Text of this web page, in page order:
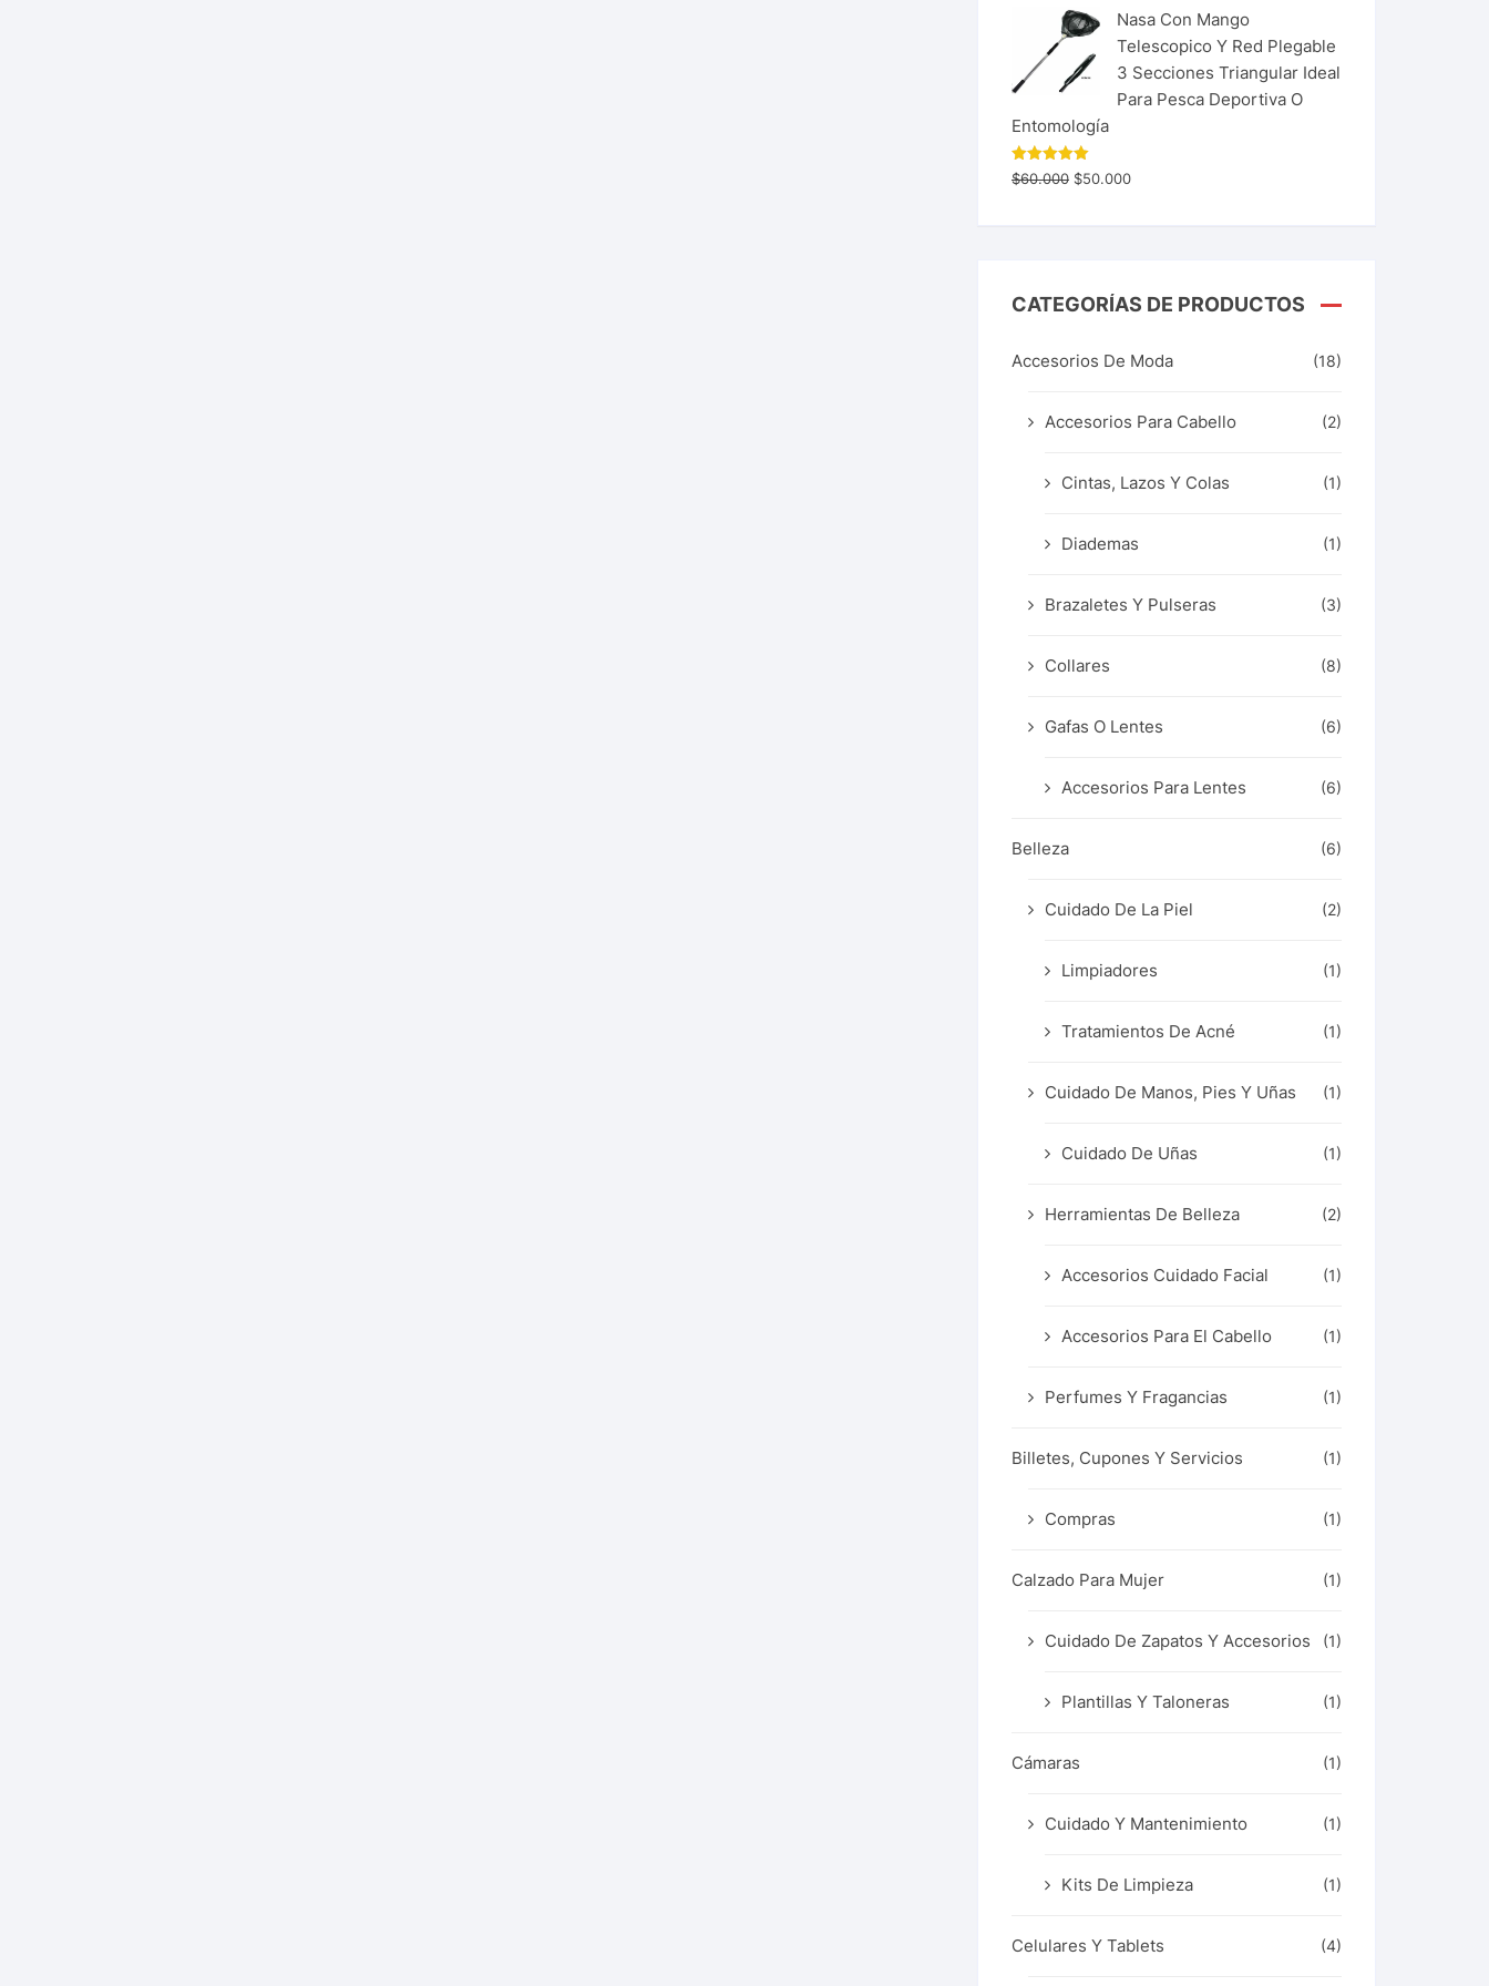
Nasa Con Mango
Telescopico Y Red Plegable
3 Secciones Triangular Ideal
Para Pesca Deportiva O
Entomología
Valorado
con 5.00
$60.000 $50.000
CATEGORÍAS DE PRODUCTOS
Accesorios De Moda (18)
Accesorios Para Cabello (2)
Cintas, Lazos Y Colas (1)
Diademas (1)
Brazaletes Y Pulseras (3)
Collares (8)
Gafas O Lentes (6)
Accesorios Para Lentes (6)
Belleza (6)
Cuidado De La Piel (2)
Limpiadores (1)
Tratamientos De Acné (1)
Cuidado De Manos, Pies Y Uñas (1)
Cuidado De Uñas (1)
Herramientas De Belleza (2)
Accesorios Cuidado Facial (1)
Accesorios Para El Cabello (1)
Perfumes Y Fragancias (1)
Billetes, Cupones Y Servicios (1)
Compras (1)
Calzado Para Mujer (1)
Cuidado De Zapatos Y Accesorios (1)
Plantillas Y Taloneras (1)
Cámaras (1)
Cuidado Y Mantenimiento (1)
Kits De Limpieza (1)
Celulares Y Tablets (4)